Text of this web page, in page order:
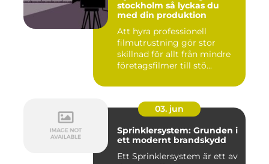
stockholm så lyckas du
med din produktion
Att hyra professionell
filmutrustning gör stor
skillnad för allt från mindre
företagsfilmer till stö...
03. jun
Sprinklersystem: Grunden i
ett modernt brandskydd
Ett Sprinklersystem är ett av